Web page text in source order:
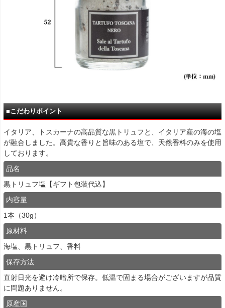
■こだわりポイント
イタリア、トスカーナの高品質な黒トリュフと、イタリア産の海の塩
が融合しました。高貴な香りと旨味のある塩で、天然香料のみを使用
しております。
品名
黒トリュフ塩【ギフト包装代込】
内容量
1本（30g）
原材料
海塩、黒トリュフ、香料
保存方法
直射日光を避け冷暗所で保存。低温で固まる場合がございますが品質
に問題ありません。
原産国